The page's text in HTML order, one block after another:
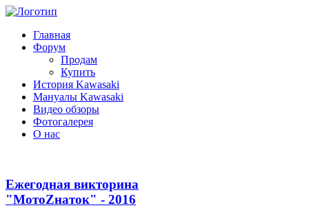
Главная
Форум
Продам
Купить
История Kawasaki
Мануалы Kawasaki
Видео обзоры
Фотогалерея
О нас
Ежегодная викторина
"МотоZнаток" - 2016